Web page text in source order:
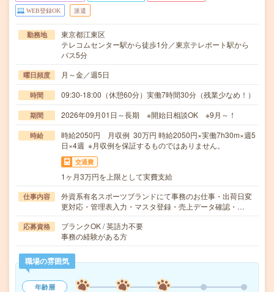
WEB登録OK 派遣
勤務地
東京都江東区
テレコムセンター駅から徒歩1分／東京テレポート駅から
バス5分
曜日頻度 月～金／週5日
時間 09:30-18:00（休憩60分）実働7時間30分（残業少なめ！）
期間 2026年09月01日～長期 ※開始日相談OK ※9月～！
時給
時給2050円 月収例 30万円 時給2050円×実働7h30m×週5
日×4週 ※月収例を保証するものではありません。
交通費
1ヶ月3万円を上限として実費支給
仕事内容
外資系有名スポーツブランドにて事務のお仕事・出荷日変
更対応・管理表入力・マスタ登録・売上データ確認・…
応募資格
ブランクOK / 英語力不要
事務の経験がある方
職場の雰囲気
年齢層